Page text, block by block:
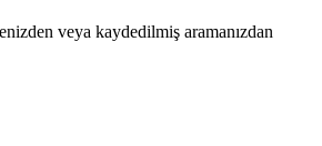
veya kaydedilmiş aramanızdan